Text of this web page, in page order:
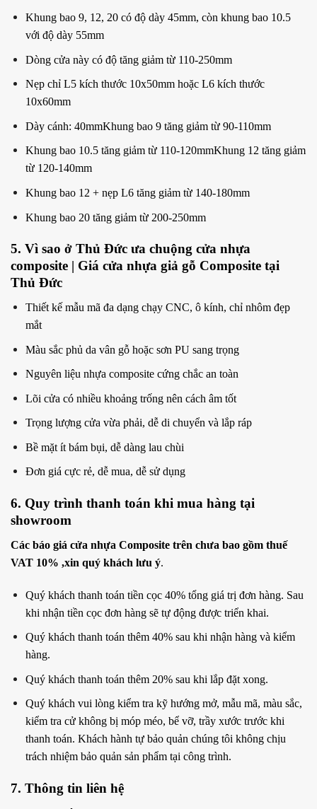
Khung bao 9, 12, 20 có độ dày 45mm, còn khung bao 10.5
với độ dày 55mm
Dòng cửa này có độ tăng giảm từ 110-250mm
Nẹp chỉ L5 kích thước 10x50mm hoặc L6 kích thước
10x60mm
Dày cánh: 40mmKhung bao 9 tăng giảm từ 90-110mm
Khung bao 10.5 tăng giảm từ 110-120mmKhung 12 tăng giảm
từ 120-140mm
Khung bao 12 + nẹp L6 tăng giảm từ 140-180mm
Khung bao 20 tăng giảm từ 200-250mm
5. Vì sao ở Thủ Đức ưa chuộng cửa nhựa
composite | Giá cửa nhựa giả gỗ Composite tại
Thủ Đức
Thiết kế mẫu mã đa dạng chạy CNC, ô kính, chỉ nhôm đẹp
mắt
Màu sắc phủ da vân gỗ hoặc sơn PU sang trọng
Nguyên liệu nhựa composite cứng chắc an toàn
Lõi cửa có nhiều khoảng trống nên cách âm tốt
Trọng lượng cửa vừa phải, dễ di chuyển và lắp ráp
Bề mặt ít bám bụi, dễ dàng lau chùi
Đơn giá cực rẻ, dễ mua, dễ sử dụng
6. Quy trình thanh toán khi mua hàng tại
showroom
Các báo giá cửa nhựa Composite trên chưa bao gồm thuế
VAT 10% ,xin quý khách lưu ý.
Quý khách thanh toán tiền cọc 40% tổng giá trị đơn hàng. Sau
khi nhận tiền cọc đơn hàng sẽ tự động được triển khai.
Quý khách thanh toán thêm 40% sau khi nhận hàng và kiểm
hàng.
Quý khách thanh toán thêm 20% sau khi lắp đặt xong.
Quý khách vui lòng kiểm tra kỹ hướng mở, mẫu mã, màu sắc,
kiểm tra cử không bị móp méo, bể vỡ, trầy xước trước khi
thanh toán. Khách hành tự bảo quản chúng tôi không chịu
trách nhiệm bảo quản sản phẩm tại công trình.
7. Thông tin liên hệ